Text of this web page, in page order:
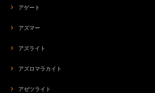
アゲート
アズマー
アズライト
アズロマラカイト
アゼツライト